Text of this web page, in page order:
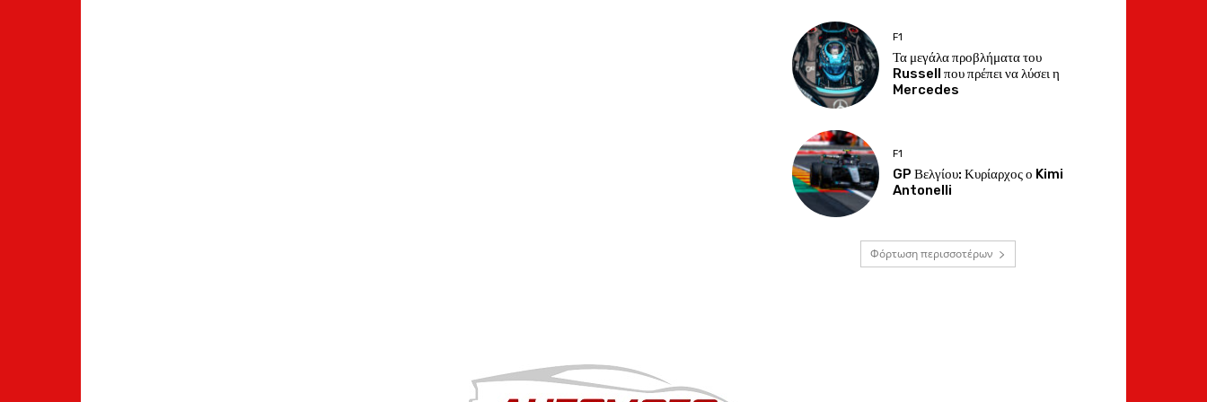
F1
Τα μεγάλα προβλήματα του
Russell που πρέπει να λύσει η
Mercedes
F1
GP Βελγίου: Κυρίαρχος ο Kimi
Antonelli
Φόρτωση περισσοτέρων